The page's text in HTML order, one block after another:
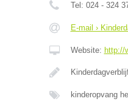
Tel: 024 - 324
E-mail ›
Website: http://
kinderopvang